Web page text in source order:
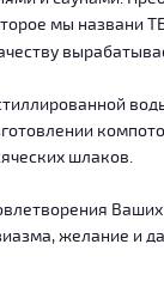
мы
шлаков.
Ваших
желание и